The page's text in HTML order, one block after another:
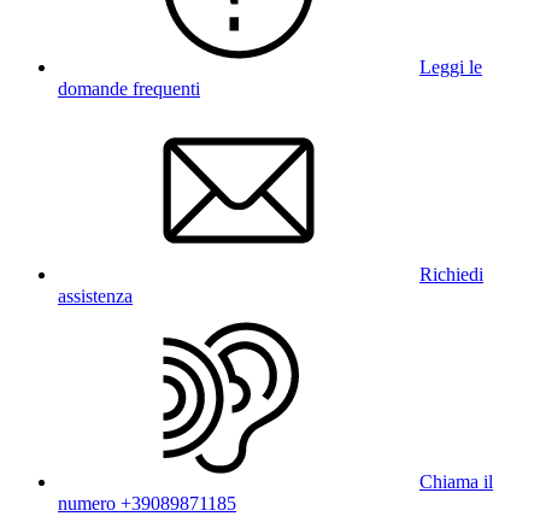
Leggi le
domande frequenti
Richiedi
assistenza
Chiama il
numero +39089871185